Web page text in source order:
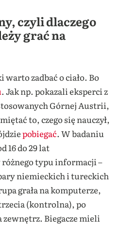
czyli dlaczego
grać na
zadbać o ciało. Bo
. Jak np. pokazali eksperci z
Górnej Austrii,
to, czego się nauczył,
pobiegać. W badaniu
16 do 29 lat
różnego typu informacji –
niemieckich i tureckich
grała na komputerze,
(kontrolna), po
zewnętrz. Biegacze mieli